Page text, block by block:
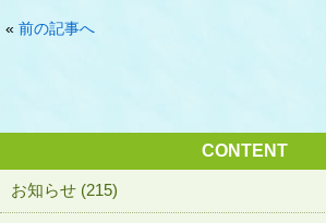
« 前の記事へ
CONTENT
お知らせ (215)